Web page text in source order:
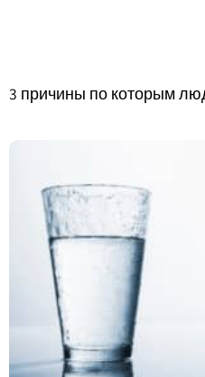
3 причины по которым